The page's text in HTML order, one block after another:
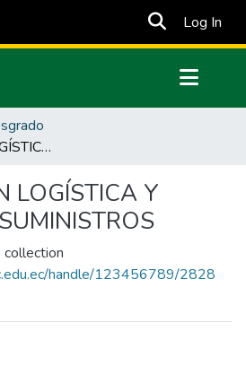
Log In
MAESTRÍA EN LOGÍSTICA Y CADENA DE SUMINISTROS
LOGÍSTICA Y
handle/123456789/2828